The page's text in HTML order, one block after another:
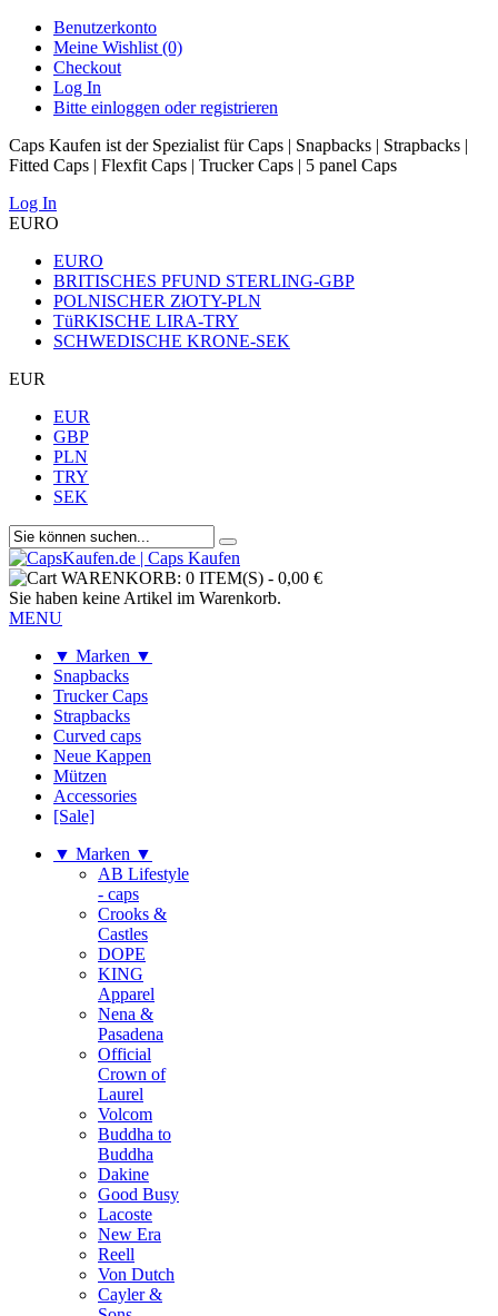
Benutzerkonto
Meine Wishlist (0)
Checkout
Log In
Bitte einloggen oder registrieren
Caps Kaufen ist der Spezialist für Caps | Snapbacks | Strapbacks |
Fitted Caps | Flexfit Caps | Trucker Caps | 5 panel Caps
Log In
EURO
EURO
BRITISCHES PFUND STERLING-GBP
POLNISCHER ZłOTY-PLN
TüRKISCHE LIRA-TRY
SCHWEDISCHE KRONE-SEK
EUR
EUR
GBP
PLN
TRY
SEK
WARENKORB: 0 ITEM(S) - 0,00 €
Sie haben keine Artikel im Warenkorb.
MENU
▼ Marken ▼
Snapbacks
Trucker Caps
Strapbacks
Curved caps
Neue Kappen
Mützen
Accessories
[Sale]
▼ Marken ▼
AB Lifestyle
- caps
Crooks &
Castles
DOPE
KING
Apparel
Nena &
Pasadena
Official
Crown of
Laurel
Volcom
Buddha to
Buddha
Dakine
Good Busy
Lacoste
New Era
Reell
Von Dutch
Cayler &